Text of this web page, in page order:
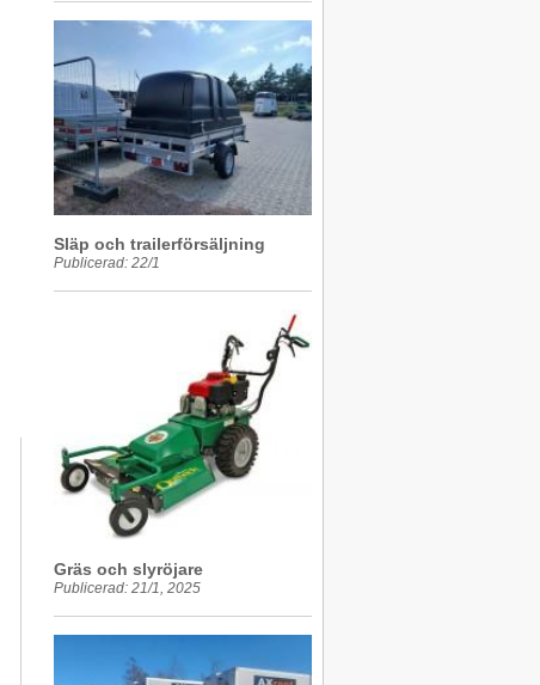
Släp och trailerförsäljning
Publicerad: 22/1
Gräs och slyröjare
Publicerad: 21/1, 2025